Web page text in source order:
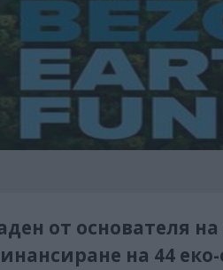
от основателя
на 44